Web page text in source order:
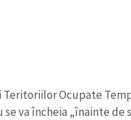
Ocupate
va încheia „înainte de